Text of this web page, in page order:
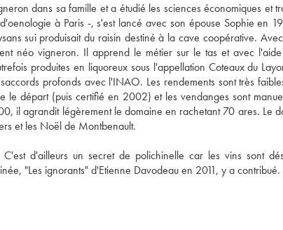
dans sa famille et a étudié les sciences économiques et
à Paris -, s'est lancé avec son épouse Sophie en
sui produisait du raisin destiné à la cave coopérative.
néo vigneron. Il apprend le métier sur le tas et avec
produites en liquoreux sous l'appellation Coteaux du
profonds avec l'INAO. Les rendements sont très
le départ (puis certifié en 2002) et les vendanges sont
il agrandit légèrement le domaine en rachetant 70 ares. Le
et les Noël de Montbenault.
d'ailleurs un secret de polichinelle car les vins sont
"Les ignorants" d'Etienne Davodeau en 2011, y a contribué.